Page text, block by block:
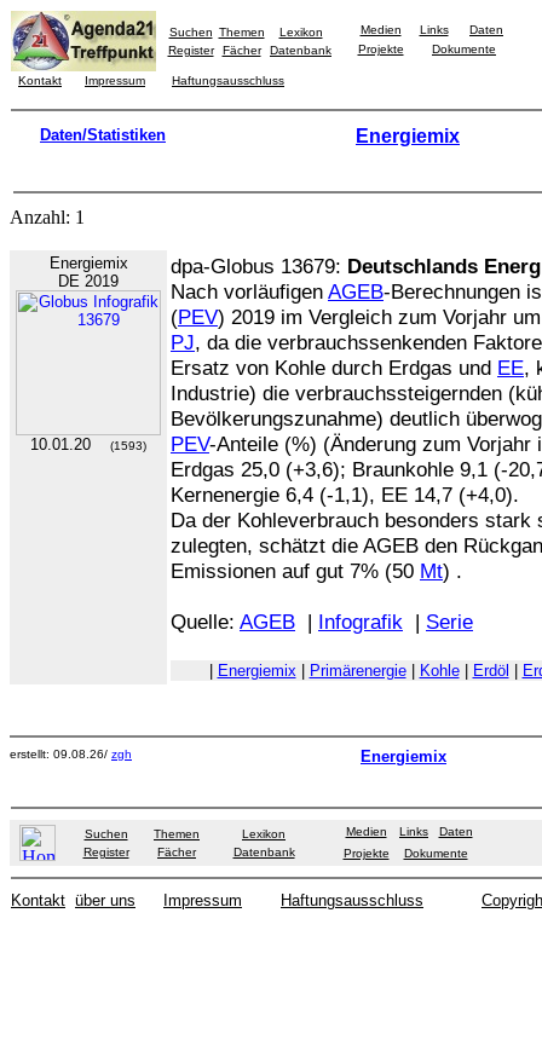
Suchen Themen
Lexikon
Register
Fächer Datenbank
Medien Links
Daten
Projekte
Dokumente
Kontakt Impressum Haftungsausschluss
Daten/Statistiken Energiemix
Anzahl: 1
Energiemix
DE 2019
10.01.20 (1593)
dpa-Globus 13679: Deutschlands
Nach vorläufigen AGEB-Berechnungen
(PEV) 2019 im Vergleich zum Vorjahr
PJ, da die verbrauchssenkenden
Ersatz von Kohle durch Erdgas und EE,
Industrie) die verbrauchssteigernden
Bevölkerungszunahme) deutlich
PEV-Anteile (%) (Änderung zum
Erdgas 25,0 (+3,6); Braunkohle 9,1 (-
Kernenergie 6,4 (-1,1), EE 14,7 (+4,0).
Da der Kohleverbrauch besonders
zulegten, schätzt die AGEB den
Emissionen auf gut 7% (50 Mt) .
Quelle: AGEB | Infografik | Serie
Energiemix Primärenergie| Kohle| Erdöl
erstellt: 09.08.26/ zgh Energiemix
Suchen Themen
Lexikon
Register
Fächer Datenbank
Medien Links
Daten
Projekte
Dokumente
Kontakt über uns Impressum Haftungsausschluss